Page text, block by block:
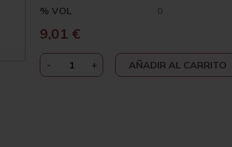
% VOL 0
9,01 €
-JUAN
GIL
+ AÑADIR AL CARRITO